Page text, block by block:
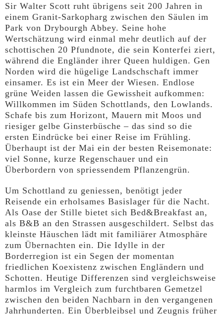
Sir Walter Scott ruht übrigens seit 200 Jahren in
einem Granit-Sarkopharg zwischen den Säulen im
Park von Drybourgh Abbey. Seine hohe
Wertschätzung wird einmal mehr deutlich auf der
schottischen 20 Pfundnote, die sein Konterfei ziert,
während die Engländer ihrer Queen huldigen. Gen
Norden wird die hügelige Landschschaft immer
einsamer. Es ist ein Meer der Wiesen. Endlose
grüne Weiden lassen die Gewissheit aufkommen:
Willkommen im Süden Schottlands, den Lowlands.
Schafe bis zum Horizont, Mauern mit Moos und
riesiger gelbe Ginsterbüsche – das sind so die
ersten Eindrücke bei einer Reise im Frühling.
Überhaupt ist der Mai ein der besten Reisemonate:
viel Sonne, kurze Regenschauer und ein
Überbordern von spriessendem Pflanzengrün.
Um Schottland zu geniessen, benötigt jeder
Reisende ein erholsames Basislager für die Nacht.
Als Oase der Stille bietet sich Bed&Breakfast an,
als B&B an den Strassen ausgeschildert. Selbst das
kleinste Häuschen lädt mit familiärer Atmosphäre
zum Übernachten ein. Die Idylle in der
Borderregion ist ein Segen der momentan
friedlichen Koexistenz zwischen Engländern und
Schotten. Heutige Differenzen sind vergleichsweise
harmlos im Vergleich zum furchtbaren Gemetzel
zwischen den beiden Nachbarn in den vergangenen
Jahrhunderten. Ein Überbleibsel und Zeugnis früher